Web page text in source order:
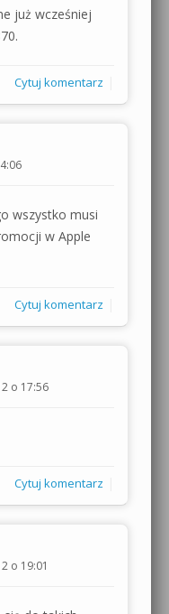
już wcześniej
Cytuj komentarz
wszystko musi
w Apple
Cytuj komentarz
o 17:56
Cytuj komentarz
o 19:01